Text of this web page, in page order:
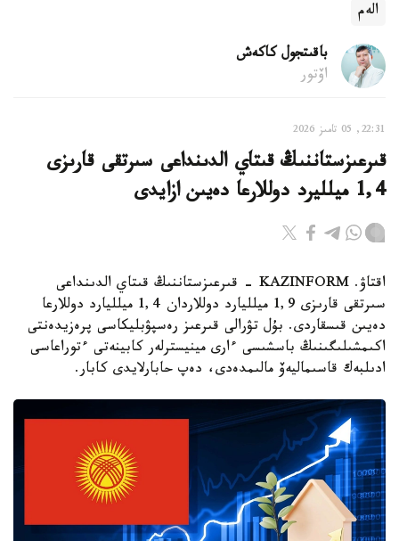
الەم
باقىتجول كاكەش
اۆتور
22:31, 05 تامىز 2026
قىرعىزستاننىڭ قىتاي الدىنداعى سىرتقى قارىزى
1,4 ميلليرد دوللارعا دەيىن ازايدى
اقتاۋ. KAZINFORM - قىرعىزستاننىڭ قىتاي الدىنداعى
سىرتقى قارىزى 1,9 ميلليارد دوللاردان 1,4 ميلليارد دوللارعا
دەيىن قىسقاردى. بۇل تۋرالى قىرعىز رەسپۋبليكاسى پرەزيدەنتى
اكىمشىلىگىنىڭ باسشىسى ءارى مينيسترلەر كابينەتى ءتوراعاسى
ادىلبەك قاسىماليەۆ مالىمدەدى، دەپ حابارلايدى كابار.